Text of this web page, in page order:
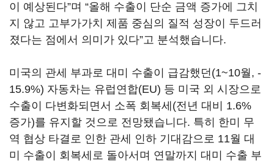
이 예상된다”며 “올해 수출이 단순 금액 증가에 그치
지 않고 고부가가치 제품 중심의 질적 성장이 두드러
졌다는 점에서 의미가 있다”고 분석했습니다.
미국의 관세 부과로 대미 수출이 급감했던(1~10월 , -
15.9%) 자동차는 유럽연합(EU) 등 미국 외 시장으로
수출이 다변화되면서 소폭 회복세 (전년 대비 1.6%
증가)를 유지할 것으로 전망됐습니다. 특히 한미 무
역 협상 타결로 인한 관세 인하 기대감으로 11월 대
미 수출이 회복세로 돌아서며 연말까지 대미 수출 부